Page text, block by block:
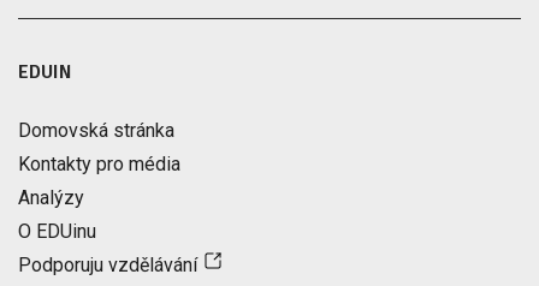
EDUIN
Domovská stránka
Kontakty pro média
Analýzy
O EDUinu
Podporuju vzdělávání